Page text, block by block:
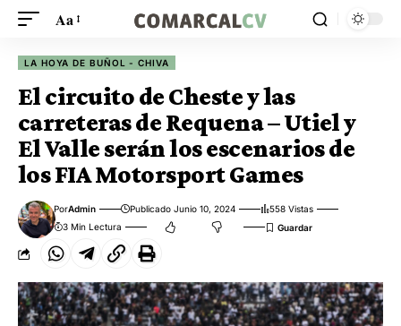
Aa
LA HOYA DE BUÑOL - CHIVA
El circuito de Cheste y las
carreteras de Requena – Utiel y
El Valle serán los escenarios de
los FIA Motorsport Games
PorAdmin Publicado Junio 10, 2024
558 Vistas
3 Min Lectura